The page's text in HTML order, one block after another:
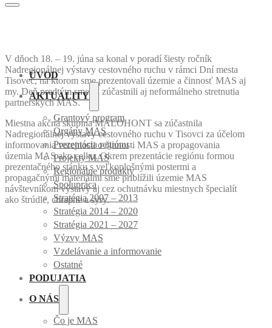
ÚVOD
AKTUALITY
Grantový program
Orgány MAS
Prezentácia regiónu
Projekty MAS
Regionálne produkty
Spolupráca
Stratégia 2007 – 2013
Stratégia 2014 – 2020
Stratégia 2021 – 2027
Výzvy MAS
Vzdelávanie a informovanie
Ostatné
PODUJATIA
O NÁS
Čo je MAS
V dňoch 18. – 19. júna sa konal v poradí šiesty ročník
Nadregionálnej výstavy cestovného ruchu v rámci Dní mesta
Tisovec, na ktorom sme prezentovali územie a činnosť MAS aj
my. Deň predtým sme sa zúčastnili aj neformálneho stretnutia
partnerských MAS.
Miestna akčná skupina MALOHONT sa zúčastnila
Nadregionálnej výstavy cestovného ruchu v Tisovci za účelom
informovania verejnosti o činnosti MAS a propagovania
územia MAS ako celku. Okrem prezentácie regiónu formou
prezentačného stánku s veľkoplošnými postermi a
propagačnými materiálmi sme priblížili územie MAS
návštevníkom výstavy aj cez ochutnávku miestnych špecialít
ako štrúdle, chrapne a syry.